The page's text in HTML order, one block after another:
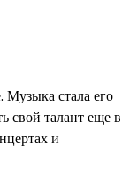
стала его
свой талант еще в
и